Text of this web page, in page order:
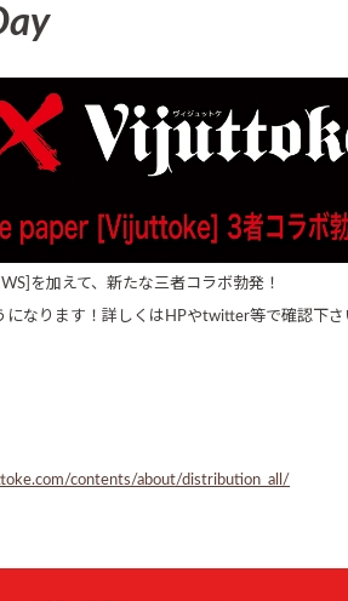
を加えて、新たな三者コラボ勃発！
になります！詳しくはHPやtwitter等で確認下さ
contents/about/distribution_all/